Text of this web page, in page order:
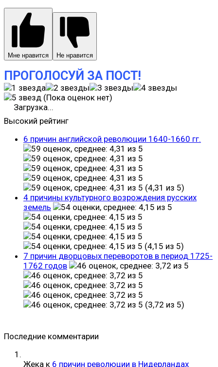
Мне нравится Не нравится
ПРОГОЛОСУЙ ЗА ПОСТ!
(Пока оценок нет)
Загрузка...
Высокий рейтинг
6 причин английской революции 1640-1660 гг.
(4,31 из 5)
4 причины культурного возрождения русских
земель
(4,15 из 5)
7 причин дворцовых переворотов в период 1725-
1762 годов
(3,72 из 5)
Последние комментарии
Жека к 6 причин революции в Нидерландах